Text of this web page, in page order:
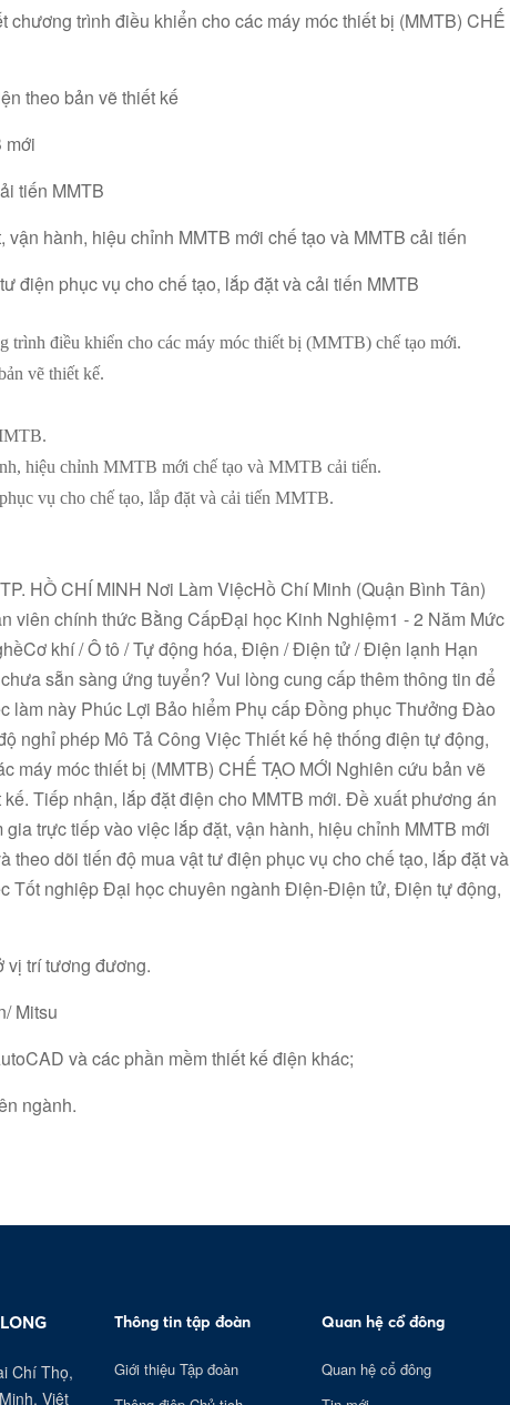
chương trình điều khiển cho các máy móc thiết bị (MMTB) CHẾ
theo bản vẽ thiết kế
mới
tiến MMTB
hành, hiệu chỉnh MMTB mới chế tạo và MMTB cải tiến
điện phục vụ cho chế tạo, lắp đặt và cải tiến MMTB
trình điều khiển cho các máy móc thiết bị (MMTB) chế tạo mới.
vẽ thiết kế.
hiệu chỉnh MMTB mới chế tạo và MMTB cải tiến.
vụ cho chế tạo, lắp đặt và cải tiến MMTB.
HỒ CHÍ MINH Nơi Làm ViệcHồ Chí Minh (Quận Bình Tân)
viên chính thức Bằng CấpĐại học Kinh Nghiệm1 - 2 Năm Mức
khí / Ô tô / Tự động hóa, Điện / Điện tử / Điện lạnh Hạn
sẵn sàng ứng tuyển? Vui lòng cung cấp thêm thông tin để
làm này Phúc Lợi Bảo hiểm Phụ cấp Đồng phục Thưởng Đào
nghỉ phép Mô Tả Công Việc Thiết kế hệ thống điện tự động,
máy móc thiết bị (MMTB) CHẾ TẠO MỚI Nghiên cứu bản vẽ
Tiếp nhận, lắp đặt điện cho MMTB mới. Đề xuất phương án
trực tiếp vào việc lắp đặt, vận hành, hiệu chỉnh MMTB mới
theo dõi tiến độ mua vật tư điện phục vụ cho chế tạo, lắp đặt và
Tốt nghiệp Đại học chuyên ngành Điện-Điện tử, Điện tự động,
vị trí tương đương.
Mitsu
và các phần mềm thiết kế điện khác;
ngành.
Chí Thọ,
Việt
Thông tin tập đoàn
Giới thiệu Tập đoàn
Quan hệ cổ đông
Quan hệ cổ đông